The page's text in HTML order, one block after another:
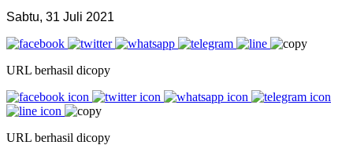
Sabtu, 31 Juli 2021
URL berhasil dicopy
URL berhasil dicopy